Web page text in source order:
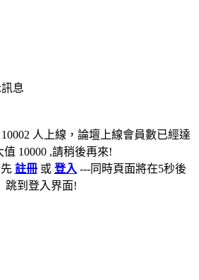
息
人上線，論壇上線會員數已經達
值 10000 ,請稍後再來!
註冊或 登入 ---同時頁面將在5秒後
跳到登入界面!